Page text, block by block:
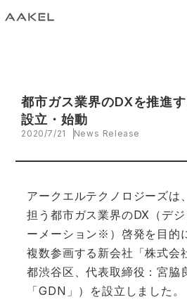
都市ガス業界のDXを推進
設立・始動
2020/7/21 News Release
アークエルテクノロジーズは
担う都市ガス業界のDX（デ
ーメーション※）啓発を目的
複数参画する新会社「株式会
都渋谷区、代表取締役：宮脇
「GDN」）を設立しました。